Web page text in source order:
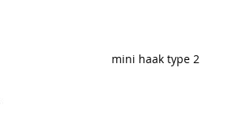
mini haak type 2